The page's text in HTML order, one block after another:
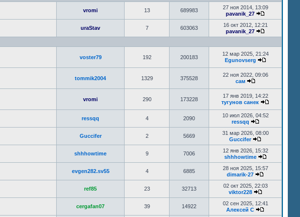
vromi 13 689983
27 ноя 2014, 13:09
pavanik_27
uraStav 7 603063
16 окт 2012, 12:21
pavanik_27
voster79 192 200183
12 мар 2025, 21:24
Egunovserg
tommik2004 1329 375528
22 ноя 2022, 09:06
сам
vromi 290 173228
17 янв 2019, 14:22
тугунов санек
ressqq 4 2090
10 июл 2026, 04:52
ressqq
Guccifer 2 5669
31 мар 2026, 08:00
Guccifer
shhhowtime 9 7006
12 янв 2026, 15:32
shhhowtime
evgen282.sv55 4 6885
28 ноя 2025, 15:57
dimarik-27
ref85 23 32713
02 окт 2025, 22:03
viktor228
cergafan07 39 14922
02 сен 2025, 12:41
Алексей C